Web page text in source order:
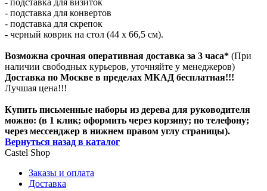
- подставка для визиток
- подставка для конвертов
- подставка для скрепок
- черный коврик на стол (44 x 66,5 см).
Возможна срочная оперативная доставка за 3 часа* (При
наличии свободных курьеров, уточняйте у менеджеров)
Доставка по Москве в пределах МКАД бесплатная!!!
Лучшая цена!!!
Купить письменные наборы из дерева для руководителя
можно: (в 1 клик; оформить через корзину; по телефону;
через мессенджер в нижнем правом углу страницы).
Вернуться назад в каталог
Castel Shop
Заказы и оплата
Доставка